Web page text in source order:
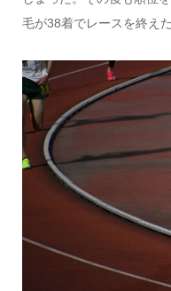
毛が38着でレースを終えた